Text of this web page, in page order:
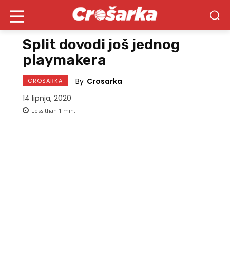
Split dovodi još jednog
playmakera
CROSARKA By Crosarka
14 lipnja, 2020
Less than 1 min.